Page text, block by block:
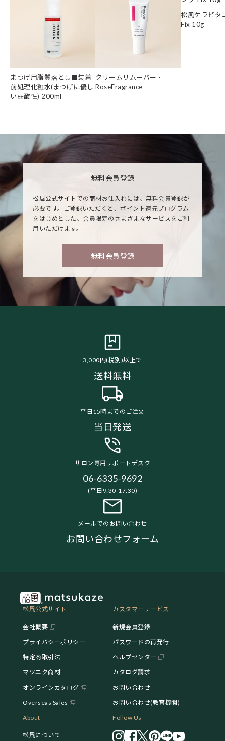
まつげ用脂質落とし■装着
前処理化粧水(まつげに優し
い弱酸性) 200ml
クリームリムーバー -
RoseFragrance-
松風ケラビタ
Fix 10g
無料会員登録
松風公式サイトでの商材お仕入れには、無料会員登録が
必要です。ご登録いただくと、ポイント還元プログラム
をはじめとした、会員限定のさまざまなサービスをご利
用いただけます。
無料会員登録
3,000円(税別)以上で
送料無料
平日15時までのご注文
当日発送
サロン専用サポートデスク
06-6335-9692
(平日9:30-17:30)
メールでのお問い合わせ
お問い合わせフォーム
松風公式サイト
会社概要
プライバシーポリシー
特定商取引法
マツエク商材
オンラインカタログ
Overseas Sales
カスタマーサービス
新規会員登録
パスワードの再発行
ヘルプセンター
カタログ請求
お問い合わせ
お問い合わせ(教育機関)
About
松風について
Follow Us